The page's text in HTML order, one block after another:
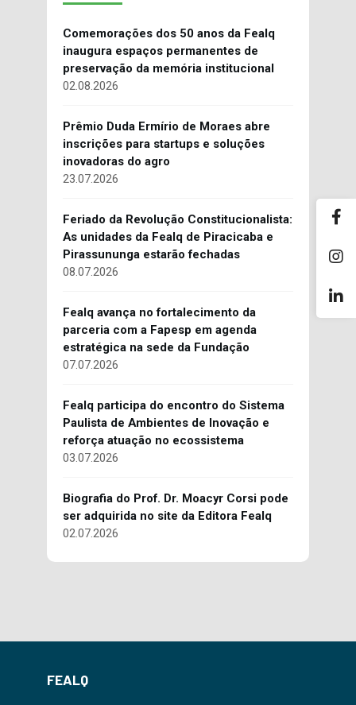
Comemorações dos 50 anos da Fealq
inaugura espaços permanentes de
preservação da memória institucional
02.08.2026
Prêmio Duda Ermírio de Moraes abre
inscrições para startups e soluções
inovadoras do agro
23.07.2026
Feriado da Revolução Constitucionalista:
As unidades da Fealq de Piracicaba e
Pirassununga estarão fechadas
08.07.2026
Fealq avança no fortalecimento da
parceria com a Fapesp em agenda
estratégica na sede da Fundação
07.07.2026
Fealq participa do encontro do Sistema
Paulista de Ambientes de Inovação e
reforça atuação no ecossistema
03.07.2026
Biografia do Prof. Dr. Moacyr Corsi pode
ser adquirida no site da Editora Fealq
02.07.2026
FEALQ